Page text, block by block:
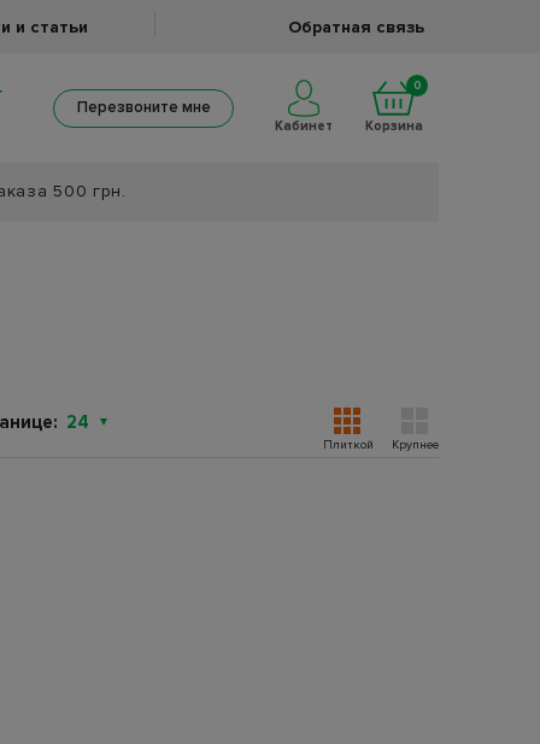
и статьи Обратная связь
Перезвоните мне
Кабинет
0
Корзина
500 грн.
24
Плиткой Крупнее